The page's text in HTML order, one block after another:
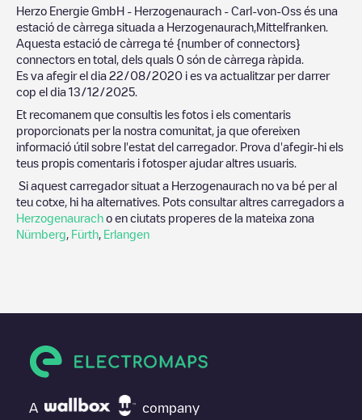
Herzo Energie GmbH - Herzogenaurach - Carl-von-Oss és una
estació de càrrega situada a Herzogenaurach Mittelfranken
Aquesta estació de càrrega té {number of connectors}
connectors en total, dels quals 0 són de càrrega ràpida.
Es va afegir el dia 22/08/2020 i es va actualitzar per darrer
cop el dia 13/12/2025
Et recomanem que consultis les fotos i els comentaris
proporcionats per la nostra comunitat, ja que ofereixen
informació útil sobre l'estat del carregador. Prova d'afegir-hi els
teus propis comentaris i fotosper ajudar altres usuaris.
Si aquest carregador situat a Herzogenaurach no va bé per al
teu cotxe, hi ha alternatives. Pots consultar altres carregadors a
Herzogenaurach o en ciutats properes de la mateixa zona
Nürnberg Fürth Erlangen
A company